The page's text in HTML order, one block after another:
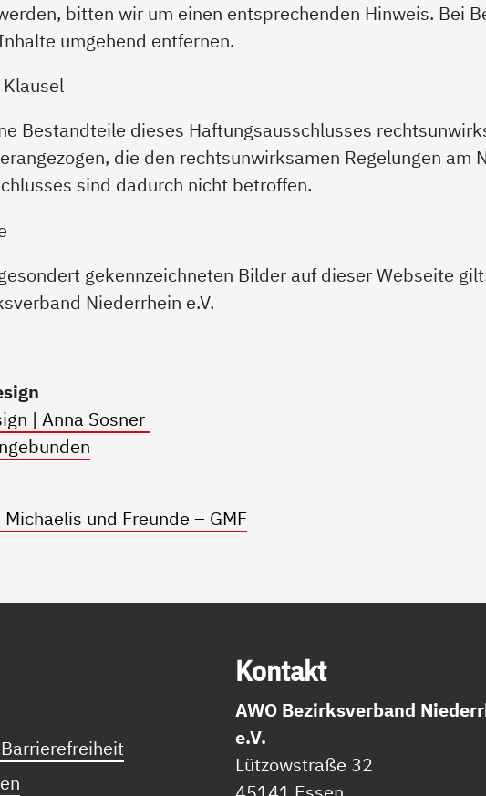
bitten wir um einen entsprechenden Hinweis. Bei
umgehend entfernen.
Bestandteile dieses Haftungsausschlusses
die den rechtsunwirksamen Regelungen
sind dadurch nicht betroffen.
gekennzeichneten Bilder auf dieser Webseite
Niederrhein e.V.
| Anna Sosner
und Freunde – GMF
Kon­takt
AWO Bezirksverband
e.V.
Lützowstraße 32